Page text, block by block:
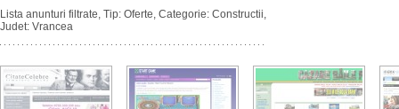
Lista anunturi filtrate, Tip: Oferte, Categorie: Constructii,
Judet: Vrancea